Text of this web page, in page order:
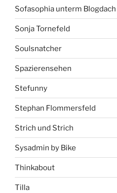
Sofasophia unterm Blogdach
Sonja Tornefeld
Soulsnatcher
Spazierensehen
Stefunny
Stephan Flommersfeld
Strich und Strich
Sysadmin by Bike
Thinkabout
Tilla